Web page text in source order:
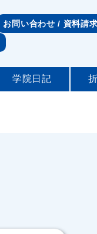
お問い合わせ / 資料請求
学院日記